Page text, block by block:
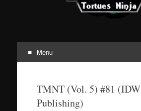
Menu
TMNT (Vol. 5) #81 (IDW
Publishing)